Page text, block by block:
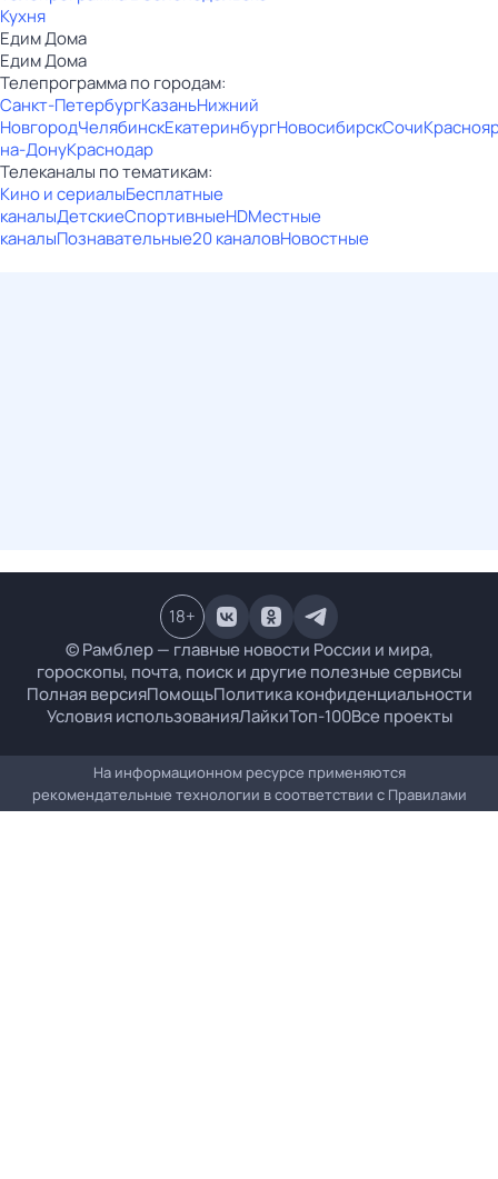
Кухня
Едим Дома
Едим Дома
Телепрограмма по городам:
Санкт-ПетербургКазаньНижний
НовгородЧелябинскЕкатеринбургНовосибирскСочи
на-ДонуКраснодар
Телеканалы по тематикам:
Кино и сериалыБесплатные
каналыДетскиеСпортивныеHDМестные
каналыПознавательные20 каналовНовостные
© Рамблер — главные новости России и мира,
гороскопы, почта, поиск и другие полезные сервисы
Полная версияПомощьПолитика конфиденциальности
Условия использованияЛайкиТоп-100Все проекты
18+
На информационном ресурсе применяются
рекомендательные технологии в соответствии с Правилами